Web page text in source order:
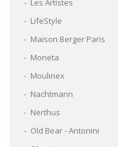
LifeStyle
Maison Berger Paris
Moneta
Moulinex
Nachtmann
Nerthus
Old Bear - Antonini